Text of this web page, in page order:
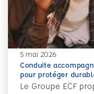
5 mai 2026
Conduite
pour protéger
Le Groupe ECF